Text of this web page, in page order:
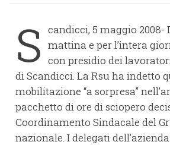
S candicci, 5 maggio 2008-
mattina e per l’intera
con presidio dei
di Scandicci. La Rsu ha indetto
mobilitazione “a sorpresa”
pacchetto di ore di sciopero
Coordinamento Sindacale del
nazionale. I delegati